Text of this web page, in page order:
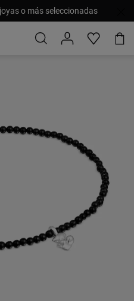
o más seleccionadas